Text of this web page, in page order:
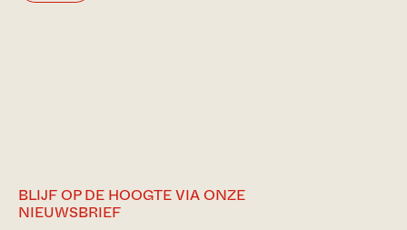
BLIJF OP DE HOOGTE VIA ONZE
NIEUWSBRIEF